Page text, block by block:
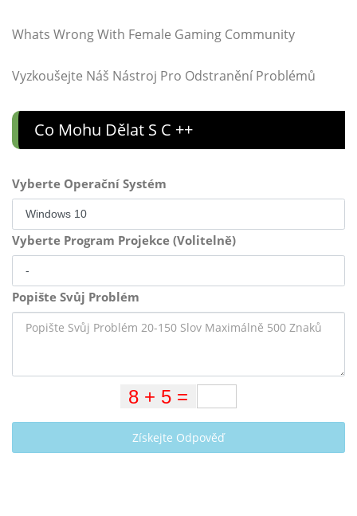
Whats Wrong With Female Gaming Community
Vyzkoušejte Náš Nástroj Pro Odstranění Problémů
Co Mohu Dělat S C ++
Vyberte Operační Systém
Vyberte Program Projekce (Volitelně)
Popište Svůj Problém
Získejte Odpověď